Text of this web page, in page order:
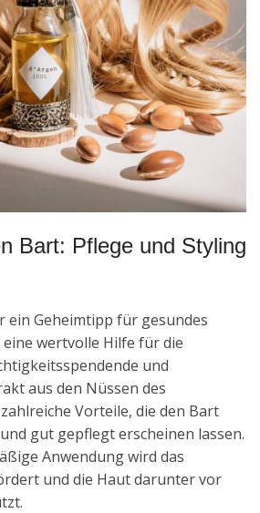
Bart: Pflege und Styling
ein Geheimtipp für gesundes
wertvolle Hilfe für die
und
aus den Nüssen des
Vorteile, die den Bart
gut gepflegt erscheinen lassen.
Anwendung wird das
und die Haut darunter vor